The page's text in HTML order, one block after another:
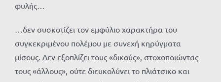
φυλής…
…δεν συσκοτίζει τον εμφύλιο χαρακτήρα του
συγκεκριμένου πολέμου με συνεχή κηρύγματα
μίσους. Δεν εξοπλίζει τους «δικούς», στοχοποιώντας
τους «άλλους», ούτε διευκολύνει το πλιάτσικο και